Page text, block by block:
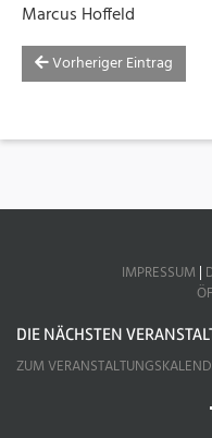
Marcus Hoffeld
Vorheriger Eintrag
IMPRESSUM |
DIE NÄCHSTEN
ZUM